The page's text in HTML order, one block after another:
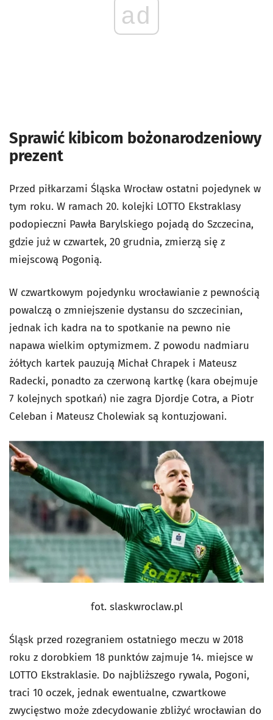
ad
Sprawić kibicom bożonarodzeniowy
prezent
Przed piłkarzami Śląska Wrocław ostatni pojedynek w
tym roku. W ramach 20. kolejki LOTTO Ekstraklasy
podopieczni Pawła Barylskiego pojadą do Szczecina,
gdzie już w czwartek, 20 grudnia, zmierzą się z
miejscową Pogonią.
W czwartkowym pojedynku wrocławianie z pewnością
powalczą o zmniejszenie dystansu do szczecinian,
jednak ich kadra na to spotkanie na pewno nie
napawa wielkim optymizmem. Z powodu nadmiaru
żółtych kartek pauzują Michał Chrapek i Mateusz
Radecki, ponadto za czerwoną kartkę (kara obejmuje
7 kolejnych spotkań) nie zagra Djordje Cotra, a Piotr
Celeban i Mateusz Cholewiak są kontuzjowani.
fot. slaskwroclaw.pl
Śląsk przed rozegraniem ostatniego meczu w 2018
roku z dorobkiem 18 punktów zajmuje 14. miejsce w
LOTTO Ekstraklasie. Do najbliższego rywala, Pogoni,
traci 10 oczek, jednak ewentualne, czwartkowe
zwycięstwo może zdecydowanie zbliżyć wrocławian do